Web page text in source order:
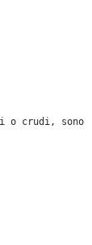
o crudi, sono